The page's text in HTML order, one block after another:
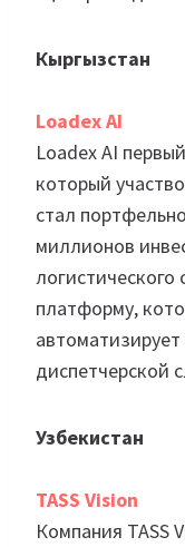
Кыргызстан
Loadex AI
Loadex AI
который
стал
миллионов
логистического
платформу,
диспетчерской
Узбекистан
TASS Vision
Компания TASS